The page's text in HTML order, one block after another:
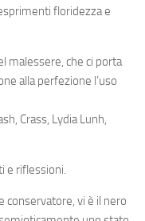
floridezza e
malessere, che ci porta
alla perfezione l’uso
Crass, Lydia Lunh,
e riflessioni.
conservatore, vi è il nero